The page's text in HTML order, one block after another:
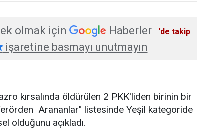
olmak için Haberler
'de takip
işaretine basmayı unutmayın
kırsalında öldürülen 2 PKK'liden birinin bir
Arananlar" listesinde Yeşil kategoride
olduğunu açıkladı.